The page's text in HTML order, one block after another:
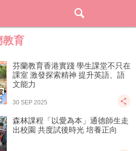
教育
芬蘭教育香港實踐 學生課堂不只在
課室 激發探索精神 提升英語、語
文能力
30 SEP 2025
森林課程「以愛為本」通德師生走
出校園 共度試後時光 培養正向